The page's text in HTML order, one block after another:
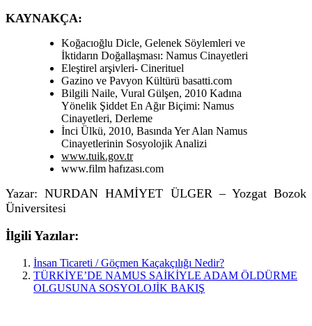
KAYNAKÇA:
Koğacıoğlu Dicle, Gelenek Söylemleri ve
İktidarın Doğallaşması: Namus Cinayetleri
Eleştirel arşivleri- Cinerituel
Gazino ve Pavyon Kültürü basatti.com
Bilgili Naile, Vural Gülşen, 2010 Kadına
Yönelik Şiddet En Ağır Biçimi: Namus
Cinayetleri, Derleme
İnci Ülkü, 2010, Basında Yer Alan Namus
Cinayetlerinin Sosyolojik Analizi
www.tuik.gov.tr
www.film hafızası.com
Yazar: NURDAN HAMİYET ÜLGER – Yozgat Bozok
Üniversitesi
İlgili Yazılar:
İnsan Ticareti / Göçmen Kaçakçılığı Nedir?
TÜRKİYE’DE NAMUS SAİKİYLE ADAM ÖLDÜRME
OLGUSUNA SOSYOLOJİK BAKIŞ